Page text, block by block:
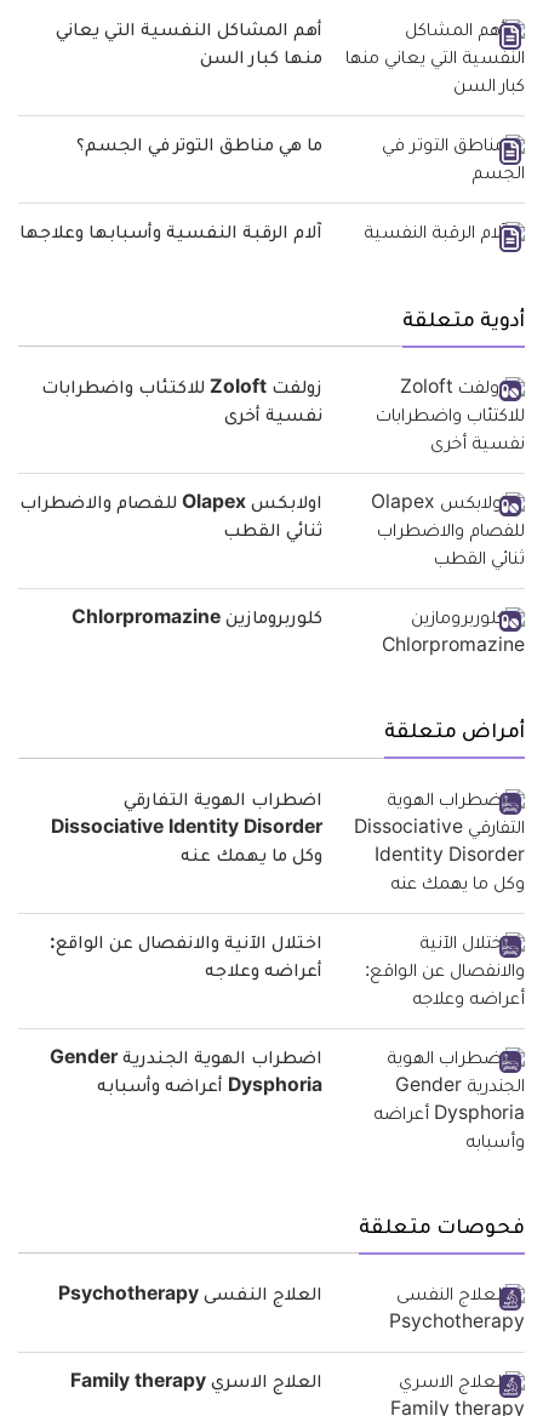
أهم المشاكل النفسية التي يعاني
منها كبار السن
ما هي مناطق التوتر في الجسم؟
آلام الرقبة النفسية وأسبابها وعلاجها
أدوية متعلقة
زولفت Zoloft للاكتئاب واضطرابات
نفسية أخرى
اولابكس Olapex للفصام والاضطراب
ثنائي القطب
كلوربرومازين Chlorpromazine
أمراض متعلقة
اضطراب الهوية التفارقي
Dissociative Identity Disorder
وكل ما يهمك عنه
اختلال الآنية والانفصال عن الواقع:
أعراضه وعلاجه
اضطراب الهوية الجندرية Gender
Dysphoria أعراضه وأسبابه
فحوصات متعلقة
العلاج النفسى Psychotherapy
العلاج الاسري Family therapy